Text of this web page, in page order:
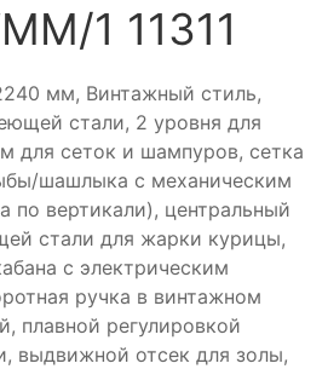
1 11311
мм, Винтажный стиль,
стали, 2 уровня для
для сеток и шампуров, сетка
шашлыка с механическим
по вертикали), центральный
стали для жарки курицы,
с электрическим
ручка в винтажном
плавной регулировкой
выдвижной отсек для золы,